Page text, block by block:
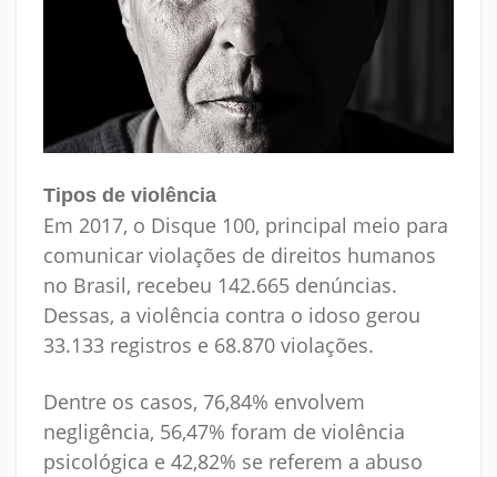
Tipos de violência
Em 2017, o Disque 100, principal meio para
comunicar violações de direitos humanos
no Brasil, recebeu 142.665 denúncias.
Dessas, a violência contra o idoso gerou
33.133 registros e 68.870 violações.
Dentre os casos, 76,84% envolvem
negligência, 56,47% foram de violência
psicológica e 42,82% se referem a abuso